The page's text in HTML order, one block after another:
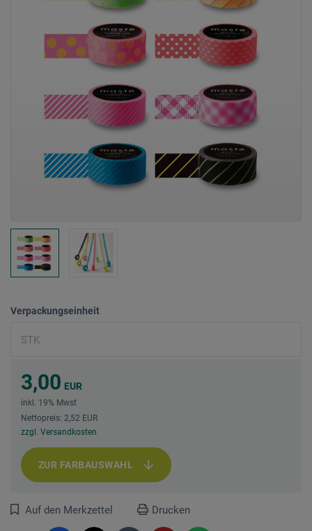
Verpackungseinheit
3,00 EUR
inkl. 19% Mwst
Nettopreis: 2,52 EUR
zzgl. Versandkosten
ZUR FARBAUSWAHL
Auf den Merkzettel Drucken